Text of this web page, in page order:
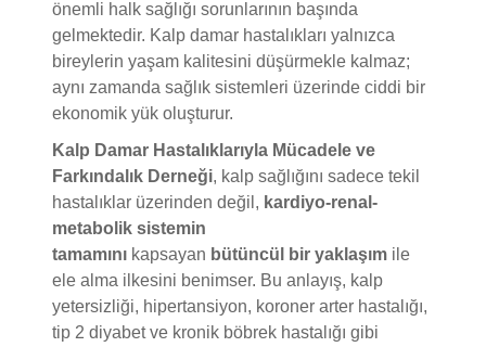
gelmektedir. Kalp damar hastalıkları yalnızca
bireylerin yaşam kalitesini düşürmekle kalmaz;
aynı zamanda sağlık sistemleri üzerinde ciddi bir
ekonomik yük oluşturur.
Kalp Damar Hastalıklarıyla Mücadele ve
Farkındalık Derneği, kalp sağlığını sadece tekil
hastalıklar üzerinden değil,kardiyo-renal-
metabolik sistemin
tamamınıkapsayan
ele alma ilkesini benimser. Bu anlayış, kalp
yetersizliği, hipertansiyon, koroner arter hastalığı,
tip 2 diyabet ve kronik böbrek hastalığı gibi
birbirleriyle yakından ilişkili durumların birlikte